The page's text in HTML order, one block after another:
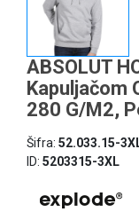
ABSOLUT
Kapuljačom
280 G/m2,
Šifra: 52.033.15-
ID: 5203315-3XL